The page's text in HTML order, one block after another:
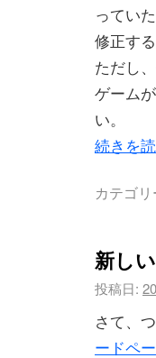
ってい
修正す
ただし
ゲーム
い。
続きを
カテゴリ
新し
投稿日:
さて、
ードペ